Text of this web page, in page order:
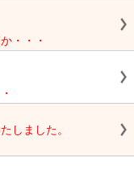
・・・
しました。